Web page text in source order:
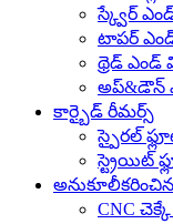
స్క్వేర్
టాపర్ ఎండ్
థ్రెడ్ ఎండ్
అప్&డౌన్
కార్బైడ్ రీమర్స్
స్పైరల్
స్ట్రెయిట్
CNC